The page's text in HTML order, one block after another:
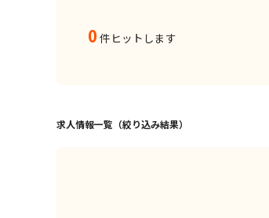
0 件ヒットします
求人情報一覧（絞り込み結果）